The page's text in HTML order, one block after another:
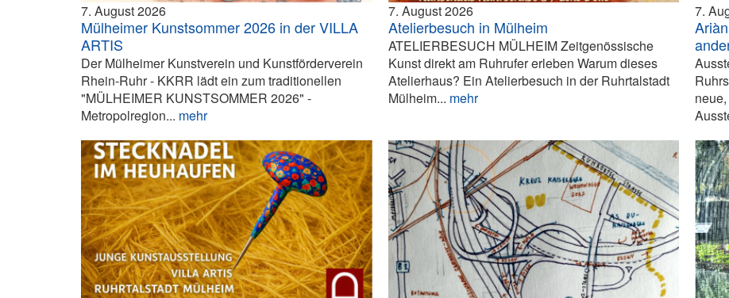
7. August 2026
Mülheimer Kunstsommer 2026 in der VILLA
ARTIS
Der Mülheimer Kunstverein und Kunstförderverein
Rhein-Ruhr - KKRR lädt ein zum traditionellen
"MÜLHEIMER KUNSTSOMMER 2026" -
Metropolregion... mehr
7. August 2026
Atelierbesuch in Mülheim
ATELIERBESUCH MÜLHEIM Zeitgenössische
Kunst direkt am Ruhrufer erleben Warum dieses
Atelierhaus? Ein Atelierbesuch in der Ruhrtalstadt
Mülheim... mehr
7.